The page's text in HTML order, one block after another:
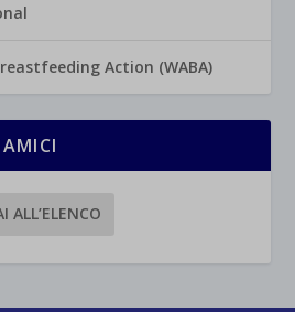
Action (WABA)
ALL’ELENCO